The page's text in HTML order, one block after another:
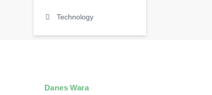
Technology
Danes Wara